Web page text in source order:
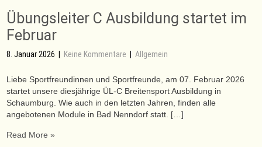
Übungsleiter C Ausbildung startet im
Februar
8. Januar 2026 Keine Kommentare |Allgemein
Liebe Sportfreundinnen und Sportfreunde, am 07. Februar 2026
startet unsere diesjährige ÜL-C Breitensport Ausbildung in
Schaumburg. Wie auch in den letzten Jahren, finden alle
angebotenen Module in Bad Nenndorf statt. […]
Read More »